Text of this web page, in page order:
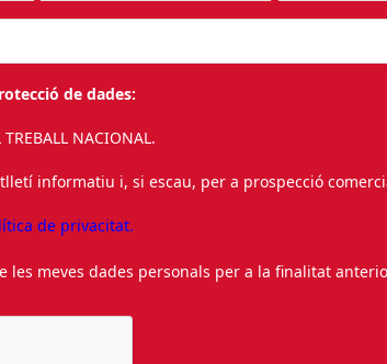
de dades:
TREBALL NACIONAL.
informatiu i, si escau, per a prospecció
de privacitat.
les meves dades personals per a la finalitat